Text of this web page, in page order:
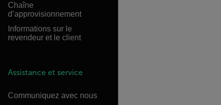
Chaîne
d’approvisionnement
Informations sur le
revendeur et le client
Assistance et service
Communiquez avec nous